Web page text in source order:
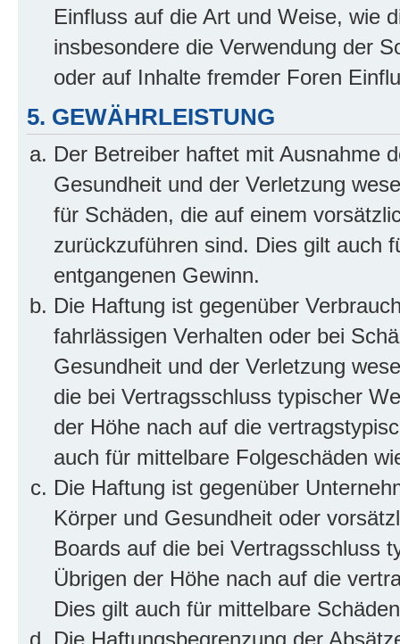
Einfluss auf die Art und Weise, wie
insbesondere die Verwendung der
oder auf Inhalte fremder Foren
5. GEWÄHRLEISTUNG
Der Betreiber haftet mit Ausnahme
Gesundheit und der Verletzung
für Schäden, die auf einem
zurückzuführen sind. Dies gilt auch
entgangenen Gewinn.
Die Haftung ist gegenüber
fahrlässigen Verhalten oder bei
Gesundheit und der Verletzung
die bei Vertragsschluss typischer
der Höhe nach auf die
auch für mittelbare Folgeschäden
Die Haftung ist gegenüber
Körper und Gesundheit oder
Boards auf die bei Vertragsschluss
Übrigen der Höhe nach auf die
Dies gilt auch für mittelbare
Die Haftungsbegrenzung der